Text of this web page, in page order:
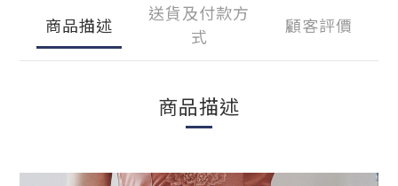
商品描述
送貨及付款方
式
顧客評價
商品描述